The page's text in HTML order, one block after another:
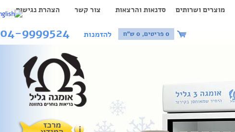
מוצרים ושרותים סדנאות והרצאות צור קשר הצהרת נגישות
0 פריטים, 0 ש"ח להזמנות 04-9999524